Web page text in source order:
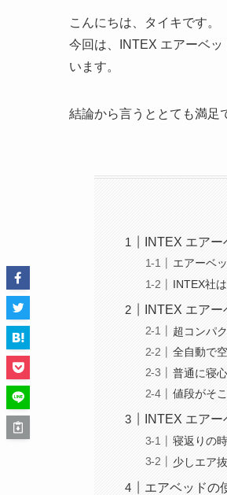
こんにちは、タイキです。
今回は、INTEX エアーベ
います。
結論から言うととても満足
INTEX エア
エアーベ
INTEX社
INTEX エア
超コンパ
全自動で
普通に寝
値段がそ
INTEX エア
寝返りの
少しエア
エアベッドの